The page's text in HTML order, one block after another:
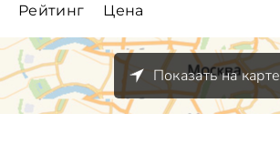
Рейтинг Цена
Показать на карте